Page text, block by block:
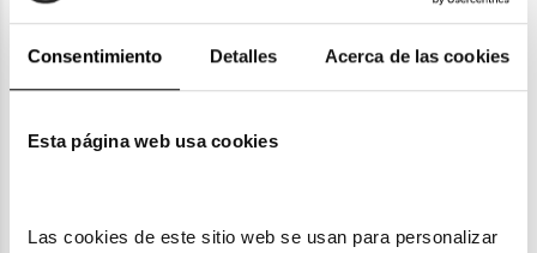
Consentimiento Detalles Acerca de las cookies
Esta página web usa cookies
Las cookies de este sitio web se usan para personalizar